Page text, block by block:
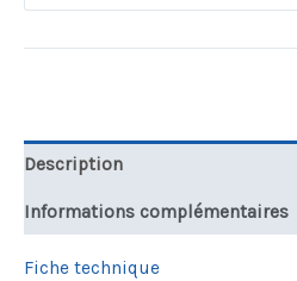
Description
Informations complémentaires
Fiche technique